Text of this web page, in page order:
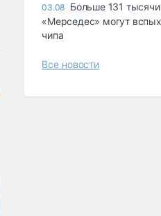
03.08 Больше 131
«Мерседес» могут
чипа
Все новости